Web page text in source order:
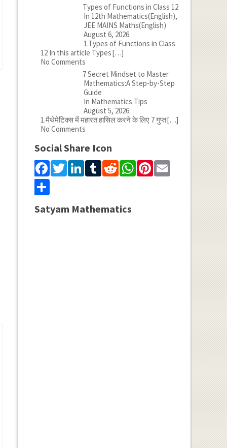
Types of Functions in Class 12
In 12th Mathematics(English),
JEE MAINS Maths(English)
August 6, 2026
1.Types of Functions in Class
12 In this article Types[…]
No Comments
7 Secret Mindset to Master
Mathematics:A Step-by-Step
Guide
In Mathematics Tips
August 5, 2026
1.मैथेमेटिक्स में महारत हासिल करने के लिए 7 गुप्त[…]
No Comments
Social Share Icon
Facebook
Twitter
LinkedIn
Tumblr
Reddit
WhatsApp
Pinterest
Email
Share
Satyam Mathematics